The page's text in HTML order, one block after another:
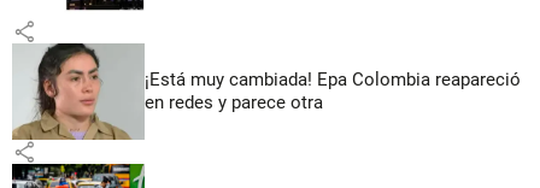
share
¡Está muy cambiada! Epa Colombia reapareció
en redes y parece otra
share